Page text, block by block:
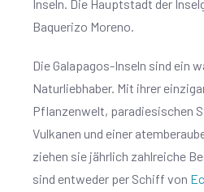
Inseln. Die Hauptstadt der
Baquerizo Moreno.
Die Galapagos-Inseln sind ein
Naturliebhaber. Mit ihrer
Pflanzenwelt, paradiesischen
Vulkanen und einer
ziehen sie jährlich zahlreiche
sind entweder per Schiff von